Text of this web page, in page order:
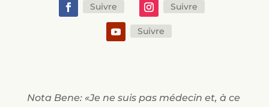
Suivre Suivre
Suivre
Nota Bene: «Je ne suis pas médecin et, à ce